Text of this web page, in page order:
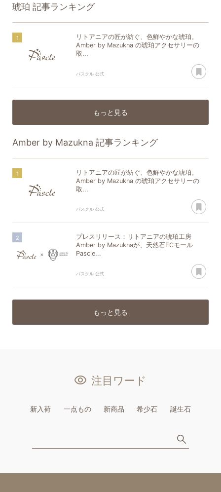
琥珀 記事ランキング
リトアニアの匠が紡ぐ、色鮮やかな琥珀。
Amber by Mazukna の琥珀アクセサリーの
取...
パスクル 公式
もっと見る
Amber by Mazukna 記事ランキング
リトアニアの匠が紡ぐ、色鮮やかな琥珀。
Amber by Mazukna の琥珀アクセサリーの
取...
パスクル 公式
プレスリリース：リトアニアの琥珀工房
Amber by Mazuknaが、天然石ECモール
Pascle...
パスクル 公式
もっと見る
注目ワード
新入荷 一点もの 新商品 希少石 誕生石